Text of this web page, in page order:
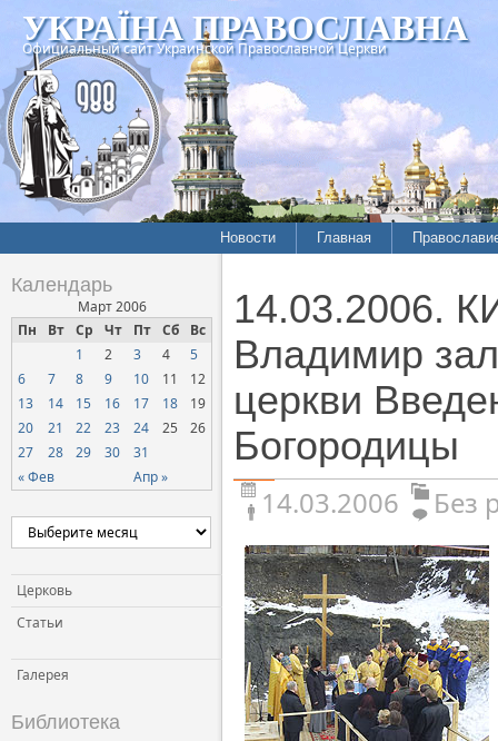
УКРАЇНА ПРАВОСЛАВНА
Официальный сайт Украинской Православной Церкви
Новости Главная
Календарь
Март 2006
Пн
Вт Ср Чт Пт Сб Вс
« Фев Апр »
1 2 3 4
5
6
7 8 9 10 11
12
13
14 15 16 17 18
19
20
21 22 23 24 25
26
27
28 29 30 31
Церковь
Статьи
Галерея
Библиотека
14.03.2006.
Владимир
церкви
Богородицы
14.03.2006 Без